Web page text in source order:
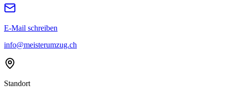
E-Mail schreiben
info@meisterumzug.ch
Standort